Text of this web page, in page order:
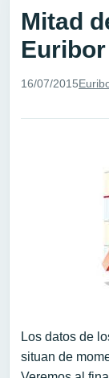
Mitad
16/07/2015
Los datos de
situan de